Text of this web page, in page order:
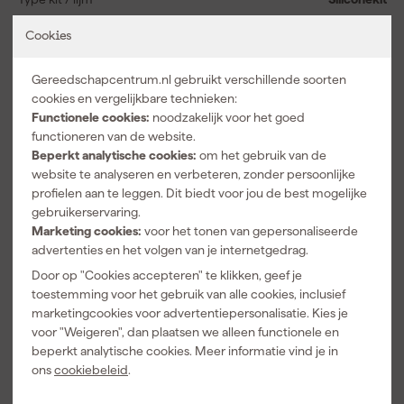
Cookies
Gereedschapcentrum.nl gebruikt verschillende soorten
cookies en vergelijkbare technieken:
Functionele cookies: noodzakelijk voor het goed
functioneren van de website.
Beperkt analytische cookies: om het gebruik van de
website te analyseren en verbeteren, zonder persoonlijke
profielen aan te leggen. Dit biedt voor jou de best mogelijke
gebruikerservaring.
Marketing cookies: voor het tonen van gepersonaliseerde
advertenties en het volgen van je internetgedrag.
Door op "Cookies accepteren" te klikken, geef je
toestemming voor het gebruik van alle cookies, inclusief
marketingcookies voor advertentiepersonalisatie. Kies je
voor "Weigeren", dan plaatsen we alleen functionele en
beperkt analytische cookies. Meer informatie vind je in
onscookiebeleid.
Bekijk alle kenmerken
Documenten
Kenmerkenblad
Veiligheidsblad
Vaak gekocht met